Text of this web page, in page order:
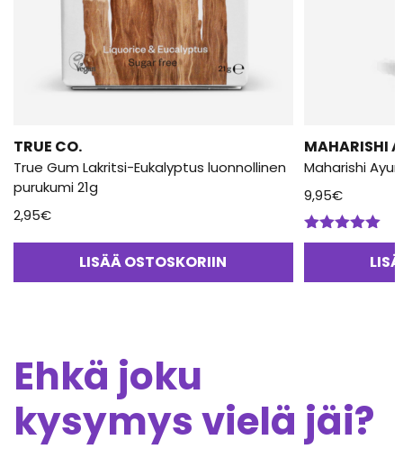
TRUE CO.
True Gum Lakritsi-Eukalyptus luonnollinen
purukumi 21g
2,95€
LISÄÄ OSTOSKORIIN
MAHARISHI
Maharishi
9,95€
Arvostelu
Ehkä joku
kysymys vielä jäi?